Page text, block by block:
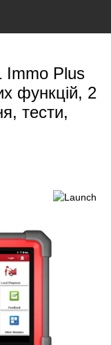
Immo Plus
функцій, 2
тести,